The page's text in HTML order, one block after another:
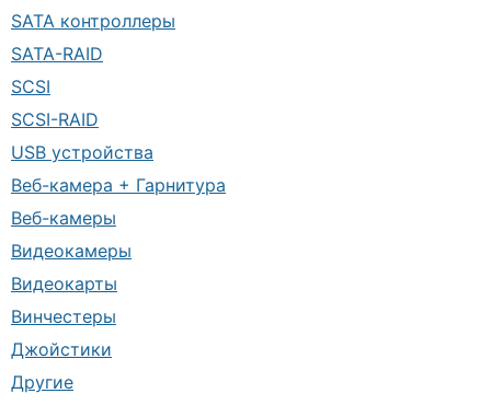
SATA контроллеры
SATA-RAID
SCSI
SCSI-RAID
USB устройства
Веб-камера + Гарнитура
Веб-камеры
Видеокамеры
Видеокарты
Винчестеры
Джойстики
Другие